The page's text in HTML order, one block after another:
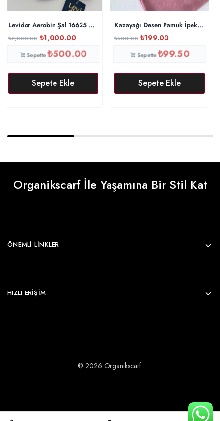
Levidor Aerobin Şal 16625 – İncir
₺2,000.00 ₺1,000.00
Sepette₺500.00
Sepete Ekle
Kazayağı Desen Pamuk İpeksi
₺600.00 ₺199.00
Sepette₺99.50
Sepete Ekle
Organikscarf İle Yaşamına Bir Stil Kat
ÖNEMLI LINKLER
HIZLI ERİŞİM
© 2026 Organikscarf.